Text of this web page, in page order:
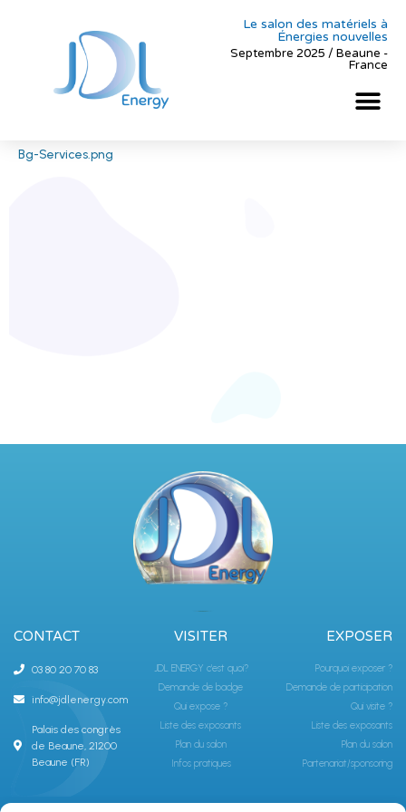
Le salon des matériels à
Énergies nouvelles
Septembre 2025 / Beaune -
France
Bg-Services.png
CONTACT
03 80 20 70 83
info@jdlenergy.com
Palais des congrès
de Beaune, 21200
Beaune (FR)
VISITER
JDL ENERGY c'est quoi?
Demande de badge
Qui expose ?
Liste des exposants
Plan du salon
Infos pratiques
EXPOSER
Pourquoi exposer ?
Demande de participation
Qui visite ?
Liste des exposants
Plan du salon
Partenariat/sponsoring